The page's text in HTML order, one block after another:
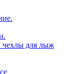
чехлы для лыж